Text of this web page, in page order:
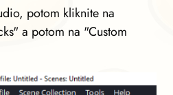
potom kliknite na
a potom na "Custom